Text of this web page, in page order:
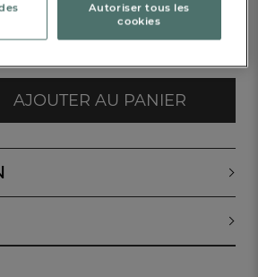
AJOUTER AU PANIER
Autoriser tous les
cookies